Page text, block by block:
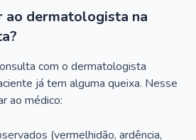
ao dermatologista na
com o dermatologista
já tem alguma queixa. Nesse
ao médico:
(vermelhidão, ardência,